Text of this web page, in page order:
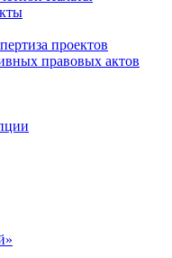
проектов
правовых актов